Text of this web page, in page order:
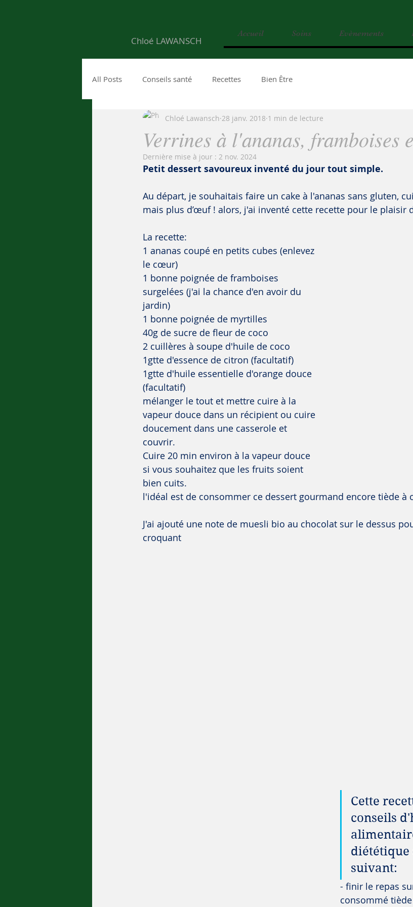
Chloé LAWANSCH
Accueil Soins Evènements
All Posts Conseils santé Recettes Bien Être
Verrines à l'ananas, framboises
Chloé Lawansch 28 janv. 2018 1 min de lecture
Dernière mise à jour : 2 nov. 2024
Petit dessert savoureux inventé du jour tout simple.
Au départ, je souhaitais faire un cake à l'ananas sans gluten,
mais plus d’œuf ! alors, j'ai inventé cette recette pour le plaisir
La recette:
1 ananas coupé en petits cubes (enlevez
le cœur)
1 bonne poignée de framboises
surgelées (j'ai la chance d'en avoir du
jardin)
1 bonne poignée de myrtilles
40g de sucre de fleur de coco
2 cuillères à soupe d'huile de coco
1gtte d'essence de citron (facultatif)
1gtte d'huile essentielle d'orange douce
(facultatif)
mélanger le tout et mettre cuire à la
vapeur douce dans un récipient ou cuire
doucement dans une casserole et
couvrir.
Cuire 20 min environ à la vapeur douce
si vous souhaitez que les fruits soient
bien cuits.
l'idéal est de consommer ce dessert gourmand encore tiède à
J'ai ajouté une note de muesli bio au chocolat sur le dessus
croquant
Cette
conseils
diététique
suivant:
- finir le repas
consommé